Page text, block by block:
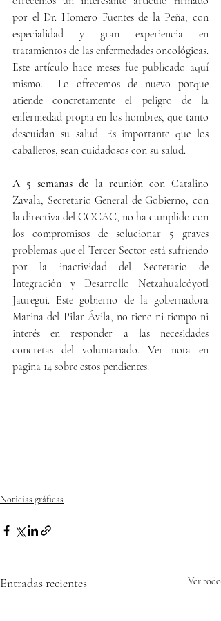
por el Dr. Homero Fuentes de la Peña, con
especialidad y gran experiencia en
tratamientos de las enfermedades oncológicas.
Este artículo hace meses fue publicado aquí
mismo.  Lo ofrecemos de nuevo porque
atiende concretamente el peligro de la
enfermedad propia en los hombres, que tanto
descuidan su salud. Es importante que los
caballeros, sean cuidadosos con su salud.
A 5 semanas de la reunión con Catalino
Zavala, Secretario General de Gobierno, con
la directiva del COCAC, no ha cumplido con
los compromisos de solucionar 5 graves
problemas que el Tercer Sector está sufriendo
por la inactividad del Secretario de
Integración y Desarrollo Netzahualcóyotl
Jauregui. Este gobierno de la gobernadora
Marina del Pilar Ávila, no tiene ni tiempo ni
interés en responder a las necesidades
concretas del voluntariado. Ver nota en
pagina 14 sobre estos pendientes.
Noticias gráficas
Entradas recientes Ver todo